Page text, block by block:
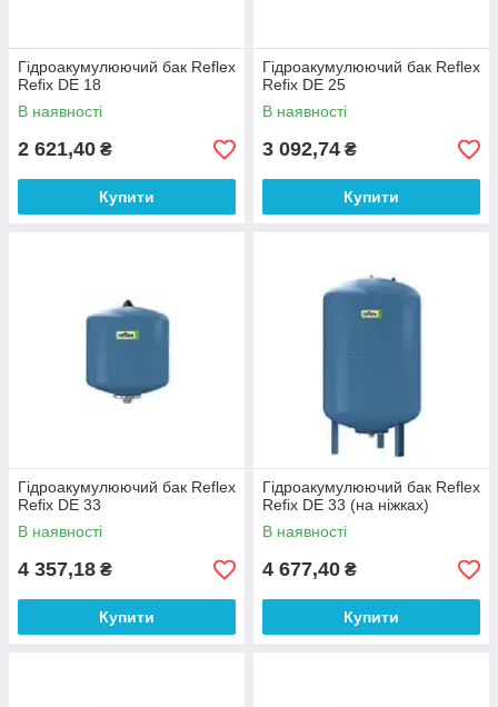
Гідроакумулюючий бак Reflex
Refix DE 18
В наявності
2 621,40 ₴
Купити
Гідроакумулюючий бак Reflex
Refix DE 25
В наявності
3 092,74 ₴
Купити
Гідроакумулюючий бак Reflex
Refix DE 33
В наявності
4 357,18 ₴
Купити
Гідроакумулюючий бак Reflex
Refix DE 33 (на ніжках)
В наявності
4 677,40 ₴
Купити